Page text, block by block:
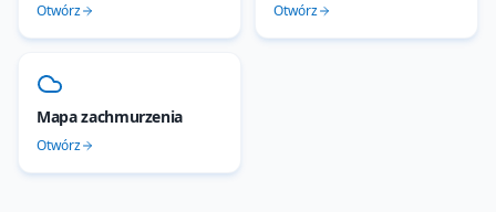
Otwórz Otwórz
Mapa zachmurzenia
Otwórz